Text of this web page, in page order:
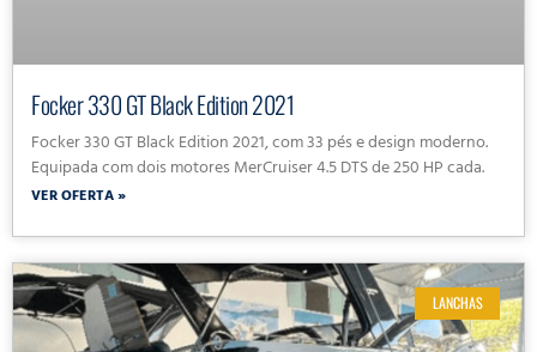
Focker 330 GT Black Edition 2021
Focker 330 GT Black Edition 2021, com 33 pés e design moderno.
Equipada com dois motores MerCruiser 4.5 DTS de 250 HP cada.
VER OFERTA »
LANCHAS